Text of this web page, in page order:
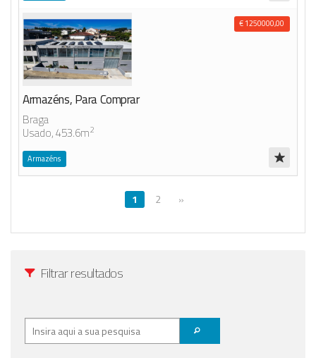
Armazéns, Para Comprar
Braga
Usado, 453.6m2
Armazéns
€ 1250000,00
1 2 »
Filtrar resultados